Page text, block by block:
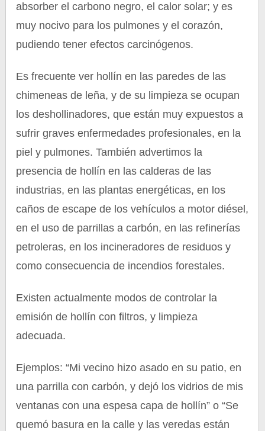
absorber el carbono negro, el calor solar; y es
muy nocivo para los pulmones y el corazón,
pudiendo tener efectos carcinógenos.
Es frecuente ver hollín en las paredes de las
chimeneas de leña, y de su limpieza se ocupan
los deshollinadores, que están muy expuestos a
sufrir graves enfermedades profesionales, en la
piel y pulmones. También advertimos la
presencia de hollín en las calderas de las
industrias, en las plantas energéticas, en los
caños de escape de los vehículos a motor diésel,
en el uso de parrillas a carbón, en las refinerías
petroleras, en los incineradores de residuos y
como consecuencia de incendios forestales.
Existen actualmente modos de controlar la
emisión de hollín con filtros, y limpieza
adecuada.
Ejemplos: “Mi vecino hizo asado en su patio, en
una parrilla con carbón, y dejó los vidrios de mis
ventanas con una espesa capa de hollín” o “Se
quemó basura en la calle y las veredas están